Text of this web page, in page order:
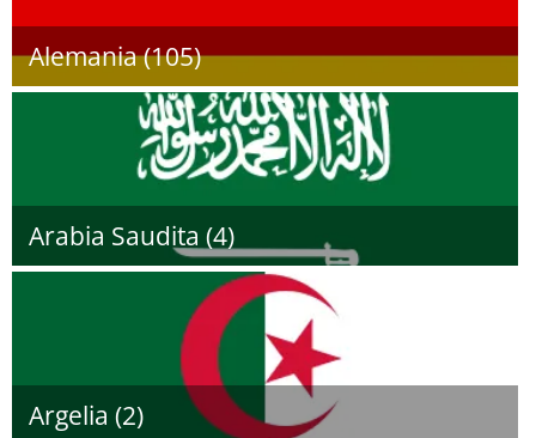
Alemania (105)
Arabia Saudita (4)
Argelia (2)